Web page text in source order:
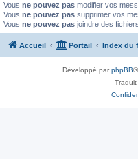
Vous ne pouvez pas modifier vos
Vous ne pouvez pas supprimer vos
Vous ne pouvez pas joindre des fichiers
Accueil Portail Index du
Développé parphpBB